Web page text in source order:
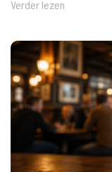
Verder lezen